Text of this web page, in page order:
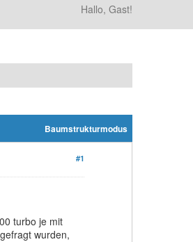
Hallo, Gast!
Baumstrukturmodus
#1
turbo je mit
wurden,